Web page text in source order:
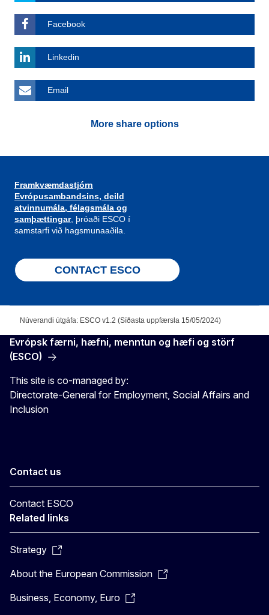
Facebook
Linkedin
Email
More share options
Framkvæmdastjórn
Evrópusambandsins, deild
atvinnumála, félagsmála og
samþættingar, þróaði ESCO í
samstarfi við hagsmunaaðila.
CONTACT ESCO
Núverandi útgáfa: ESCO v1.2 (Síðasta uppfærsla 15/05/2024)
Evrópsk færni, hæfni, menntun og hæfi og störf
(ESCO)
This site is co-managed by:
Directorate-General for Employment, Social Affairs and
Inclusion
Contact us
Contact ESCO
Related links
Strategy
About the European Commission
Business, Economy, Euro